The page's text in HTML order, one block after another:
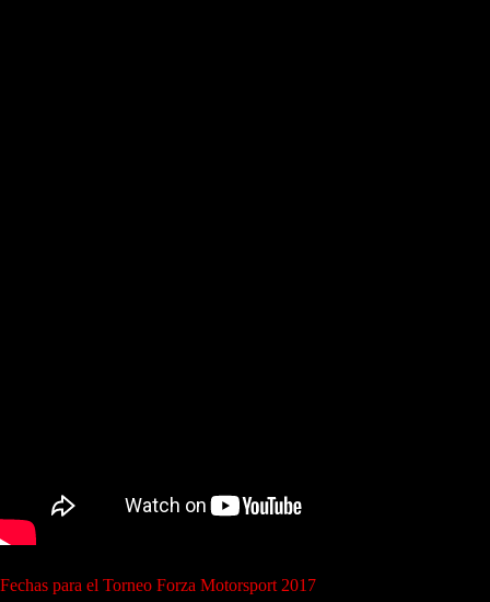
Fechas para el Torneo Forza Motorsport 2017